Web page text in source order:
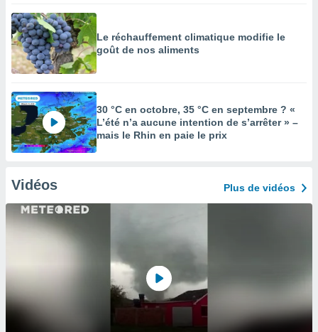
Le réchauffement climatique modifie le
goût de nos aliments
30 °C en octobre, 35 °C en septembre ? «
L’été n’a aucune intention de s’arrêter » –
mais le Rhin en paie le prix
Vidéos Plus de vidéos